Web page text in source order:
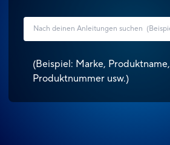
(Beispiel: Marke, Produktname,
Produktnummer usw.)